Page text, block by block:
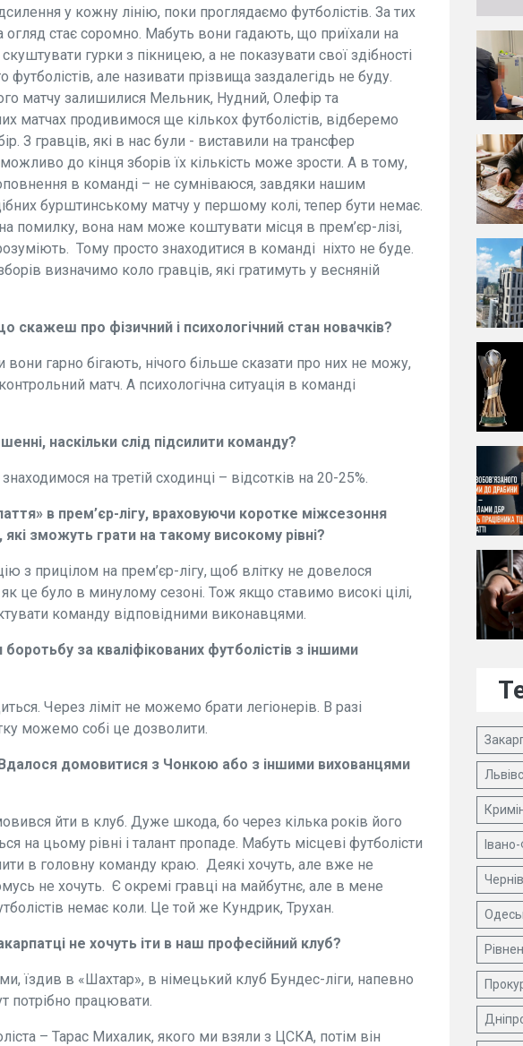
у кожну лінію, поки проглядаємо футболістів. За тих
огляд стає соромно. Мабуть вони гадають, що приїхали на
гурки з пікницею, а не показувати свої здібності
футболістів, але називати прізвища заздалегідь не буду.
матчу залишилися Мельник, Нудний, Олефір та
матчах продивимося ще кількох футболістів, відберемо
З гравців, які в нас були - виставили на трансфер
до кінця зборів їх кількість може зрости. А в тому,
в команді – не сумніваюся, завдяки нашим
бурштинському матчу у першому колі, тепер бути немає.
помилку, вона нам може коштувати місця в прем’єр-лізі,
Тому просто знаходитися в команді ніхто не буде.
визначимо коло гравців, які гратимуть у весняній
скажеш про фізичний і психологічний стан новачків?
вони гарно бігають, нічого більше сказати про них не можу,
матч. А психологічна ситуація в команді
наскільки слід підсилити команду?
на третій сходинці – відсотків на 20-25%.
в прем’єр-лігу, враховуючи коротке міжсезоння
які зможуть грати на такому високому рівні?
з прицілом на прем’єр-лігу, щоб влітку не довелося
це було в минулому сезоні. Тож якщо ставимо високі цілі,
команду відповідними виконавцями.
за кваліфікованих футболістів з іншими
Через ліміт не можемо брати легіонерів. В разі
можемо собі це дозволити.
домовитися з Чонкою або з іншими вихованцями
йти в клуб. Дуже шкода, бо через кілька років його
на цьому рівні і талант пропаде. Мабуть місцеві футболісти
в головну команду краю. Деякі хочуть, але вже не
не хочуть. Є окремі гравці на майбутнє, але в мене
немає коли. Це той же Кундрик, Трухан.
не хочуть іти в наш професійний клуб?
їздив в «Шахтар», в німецький клуб Бундес-ліги, напевно
потрібно працювати.
– Тарас Михалик, якого ми взяли з ЦСКА, потім він